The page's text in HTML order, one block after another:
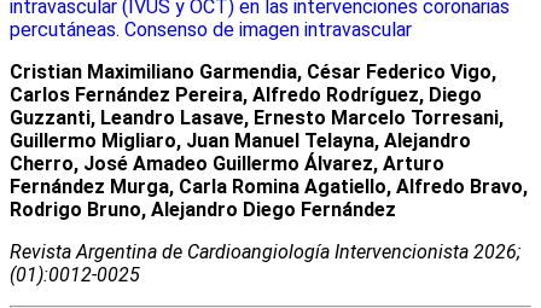
intravascular (IVUS y OCT) en las intervenciones coronarias
percutáneas. Consenso de imagen intravascular
Cristian Maximiliano Garmendia, César Federico Vigo,
Carlos Fernández Pereira, Alfredo Rodríguez, Diego
Guzzanti, Leandro Lasave, Ernesto Marcelo Torresani,
Guillermo Migliaro, Juan Manuel Telayna, Alejandro
Cherro, José Amadeo Guillermo Álvarez, Arturo
Fernández Murga, Carla Romina Agatiello, Alfredo Bravo,
Rodrigo Bruno, Alejandro Diego Fernández
Revista Argentina de Cardioangiologí­a Intervencionista 2026;
(01):0012-0025